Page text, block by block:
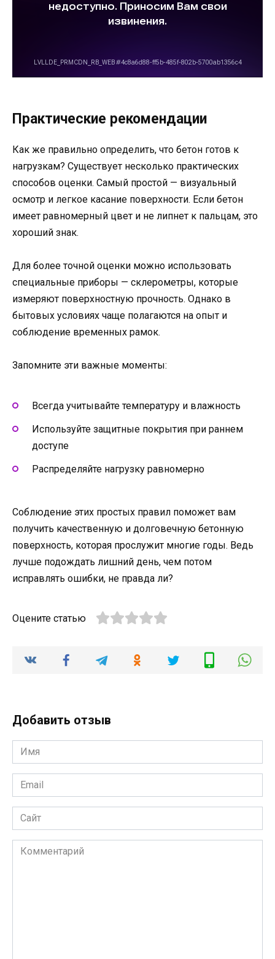
Практические рекомендации
Как же правильно определить, что бетон готов к
нагрузкам? Существует несколько практических
способов оценки. Самый простой — визуальный
осмотр и легкое касание поверхности. Если бетон
имеет равномерный цвет и не липнет к пальцам, это
хороший знак.
Для более точной оценки можно использовать
специальные приборы — склерометры, которые
измеряют поверхностную прочность. Однако в
бытовых условиях чаще полагаются на опыт и
соблюдение временных рамок.
Запомните эти важные моменты:
Всегда учитывайте температуру и влажность
Используйте защитные покрытия при раннем
доступе
Распределяйте нагрузку равномерно
Соблюдение этих простых правил поможет вам
получить качественную и долговечную бетонную
поверхность, которая прослужит многие годы. Ведь
лучше подождать лишний день, чем потом
исправлять ошибки, не правда ли?
Оцените статью
Добавить отзыв
Имя
*
Email
*
Сайт
Комментарий